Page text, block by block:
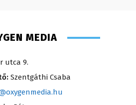
MEDIA
utca 9.
Szentgáthi Csaba